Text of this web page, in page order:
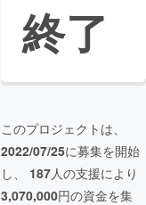
終了
このプロジェクトは、
2022/07/25に募集を開始
し、 187人の支援により
3,070,000円の資金を集